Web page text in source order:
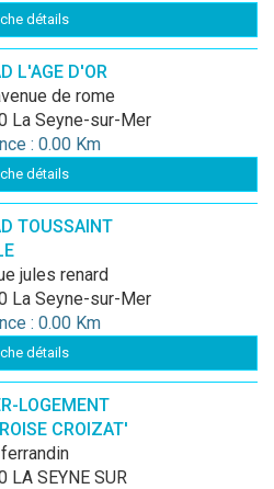
détails
L'AGE D'OR
de rome
La Seyne-sur-Mer
: 0.00 Km
détails
TOUSSAINT
jules renard
La Seyne-sur-Mer
: 0.00 Km
détails
LOGEMENT
CROIZAT'
ferrandin
LA SEYNE SUR